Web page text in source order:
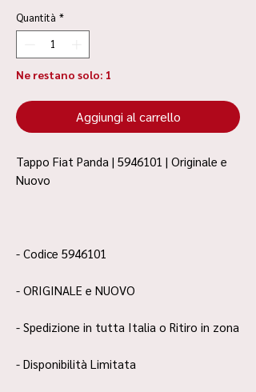
Quantità *
Ne restano solo: 1
Aggiungi al carrello
Tappo Fiat Panda | 5946101 | Originale e
Nuovo
- Codice 5946101
- ORIGINALE e NUOVO
- Spedizione in tutta Italia o Ritiro in zona
- Disponibilità Limitata